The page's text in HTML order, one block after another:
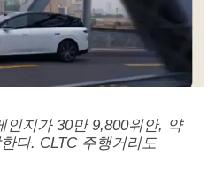
인지가 30만 9,800위안, 약
다. CLTC 주행거리도